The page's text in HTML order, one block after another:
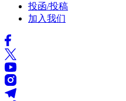
投函/投稿
加入我们